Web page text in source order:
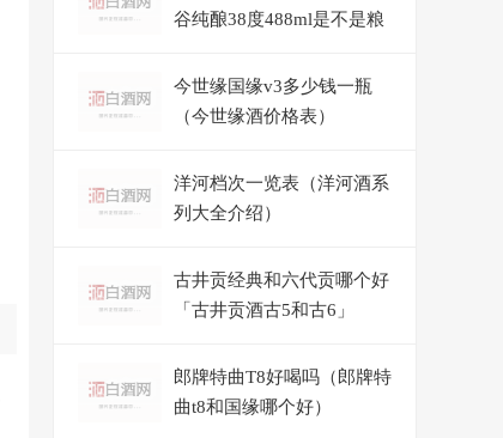
谷纯酿38度488ml是不是粮
今世缘国缘v3多少钱一瓶
（今世缘酒价格表）
洋河档次一览表（洋河酒系
列大全介绍）
古井贡经典和六代贡哪个好
「古井贡酒古5和古6」
郎牌特曲T8好喝吗（郎牌特
曲t8和国缘哪个好）